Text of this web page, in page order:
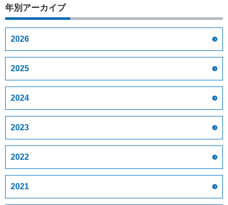
年別アーカイブ
2026
2025
2024
2023
2022
2021